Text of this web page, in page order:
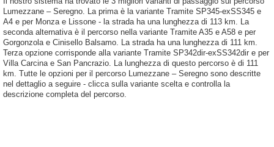
Lumezzane – Seregno. La prima è la variante Tramite SP345-exSS345 e
A4 e per Monza e Lissone - la strada ha una lunghezza di 113 km. La
seconda alternativa è il percorso nella variante Tramite A35 e A58 e per
Gorgonzola e Cinisello Balsamo. La strada ha una lunghezza di 111 km.
Terza opzione corrisponde alla variante Tramite SP342dir-exSS342dir e per
Villa Carcina e San Pancrazio. La lunghezza di questo percorso è di 111
km. Tutte le opzioni per il percorso Lumezzane – Seregno sono descritte
nel dettaglio a seguire - clicca sulla variante scelta e controlla la
descrizione completa del percorso.